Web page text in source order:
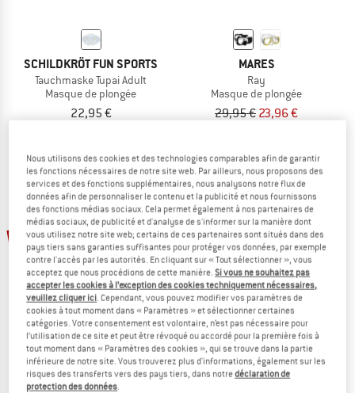
SCHILDKRÖT FUN SPORTS
Tauchmaske Tupai Adult
Masque de plongée
22,95 €
MARES
Ray
Masque de plongée
29,95 € 23,96 €
-20 %
MARES
Kid's Pirate '10
Masque de plongée
-20 %
MARES
Women's Ridley
Masque de plongée
Nous utilisons des cookies et des technologies comparables afin de garantir
les fonctions nécessaires de notre site web. Par ailleurs, nous proposons des
services et des fonctions supplémentaires, nous analysons notre flux de
données afin de personnaliser le contenu et la publicité et nous fournissons
des fonctions médias sociaux. Cela permet également à nos partenaires de
médias sociaux, de publicité et d'analyse de s'informer sur la manière dont
vous utilisez notre site web; certains de ces partenaires sont situés dans des
pays tiers sans garanties suffisantes pour protéger vos données, par exemple
contre l'accès par les autorités. En cliquant sur « Tout sélectionner », vous
acceptez que nous procédions de cette manière.Si vous ne souhaitez pas
accepter les cookies à l’exception des cookies techniquement nécessaires,
veuillez cliquer ici. Cependant, vous pouvez modifier vos paramètres de
cookies à tout moment dans « Paramètres » et sélectionner certaines
catégories. Votre consentement est volontaire, n’est pas nécessaire pour
l’utilisation de ce site et peut être révoqué ou accordé pour la première fois à
tout moment dans « Paramètres des cookies », qui se trouve dans la partie
inférieure de notre site. Vous trouverez plus d'informations, également sur les
risques des transferts vers des pays tiers, dans notredéclaration de
protection des données.